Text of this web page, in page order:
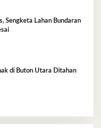
Sengketa Lahan Bundaran
di Buton Utara Ditahan